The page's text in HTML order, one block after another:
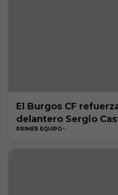
El Burgos CF
delantero Sergio
PRIMER EQUIPO